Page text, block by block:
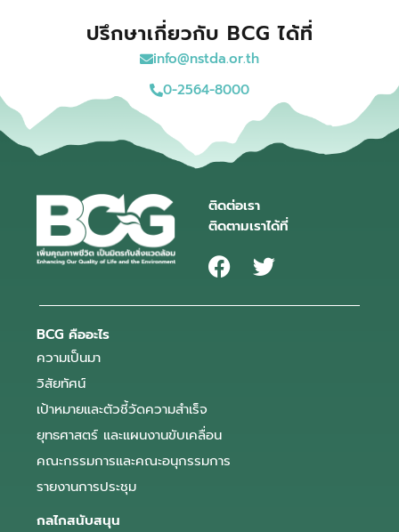
ปรึกษาเกี่ยวกับ BCG ได้ที่
info@nstda.or.th
0-2564-8000
ติดต่อเรา
ติดตามเราได้ที่
BCG คืออะไร
ความเป็นมา
วิสัยทัศน์
เป้าหมายและตัวชี้วัดความสำเร็จ
ยุทธศาสตร์ และแผนงานขับเคลื่อน
คณะกรรมการและคณะอนุกรรมการ
รายงานการประชุม
กลไกสนับสนุน